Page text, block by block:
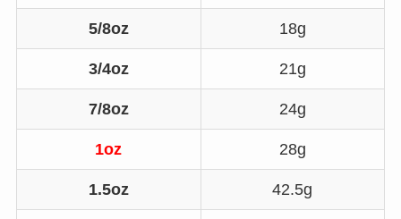
5/8oz 18g
3/4oz 21g
7/8oz 24g
1oz 28g
1.5oz 42.5g